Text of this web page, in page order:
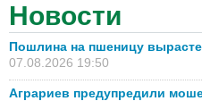
Новости
Пошлина на пшеницу
07.08.2026 19:50
Аграриев предупредили